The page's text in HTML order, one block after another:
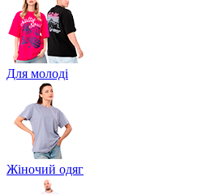
Для молоді
Жіночий одяг